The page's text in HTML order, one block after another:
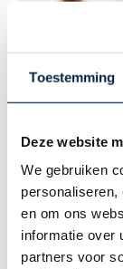
Toestemming
Deze website
We gebruiken
en om ons
informatie over
partners voor
De
soort advies dat
toelichten welke
wij gekozen